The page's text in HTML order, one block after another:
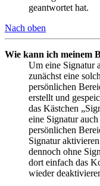
geantwortet hat.
Nach oben
Wie kann ich meinem
Um eine Signatur
zunächst eine
persönlichen
erstellt und
das Kästchen
eine Signatur
persönlichen
Signatur
dennoch ohne
dort einfach das
wieder